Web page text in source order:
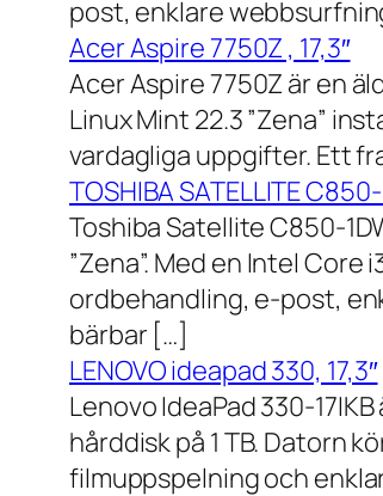
post, enklare
Acer Aspire 7750Z , 17,3″
Acer Aspire 7750Z är en
Linux Mint 22.3 ”Zena”
vardagliga uppgifter. Ett
TOSHIBA SATELLITE
Toshiba Satellite C850-
”Zena”. Med en Intel
ordbehandling, e-post,
bärbar […]
LENOVO ideapad 330, 17,3″
Lenovo IdeaPad 330-
hårddisk på 1 TB. Datorn
filmuppspelning och